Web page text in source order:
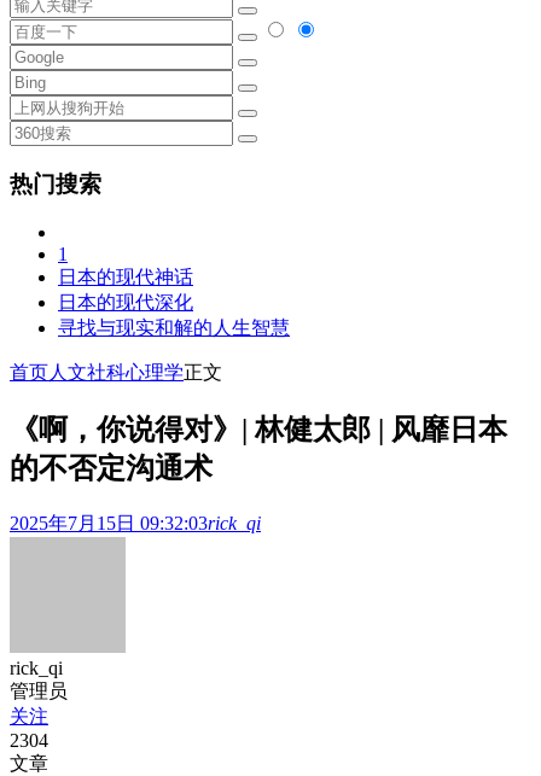
热门搜索
1
日本的现代神话
日本的现代深化
寻找与现实和解的人生智慧
首页人文社科心理学正文
《啊，你说得对》| 林健太郎 | 风靡日本
的不否定沟通术
2025年7月15日 09:32:03rick_qi
rick_qi
管理员
关注
2304
文章